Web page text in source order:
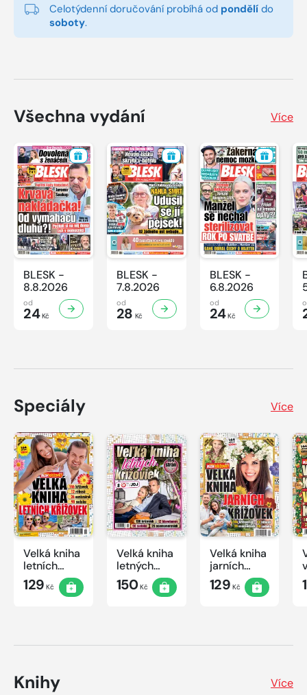
Celotýdenní doručování probíhá od pondělí do
soboty.
Všechna vydání Více
BLESK -
8.8.2026
od
24Kč
BLESK -
7.8.2026
od
28 Kč
BLESK -
6.8.2026
od
24Kč
Speciály Více
Velká kniha
letních
křížovek
2026
129 Kč
Velká kniha
letných
krížoviek s
TV JOJ
150Kč
Velká kniha
jarních
křížovek
2026
129 Kč
Knihy Více